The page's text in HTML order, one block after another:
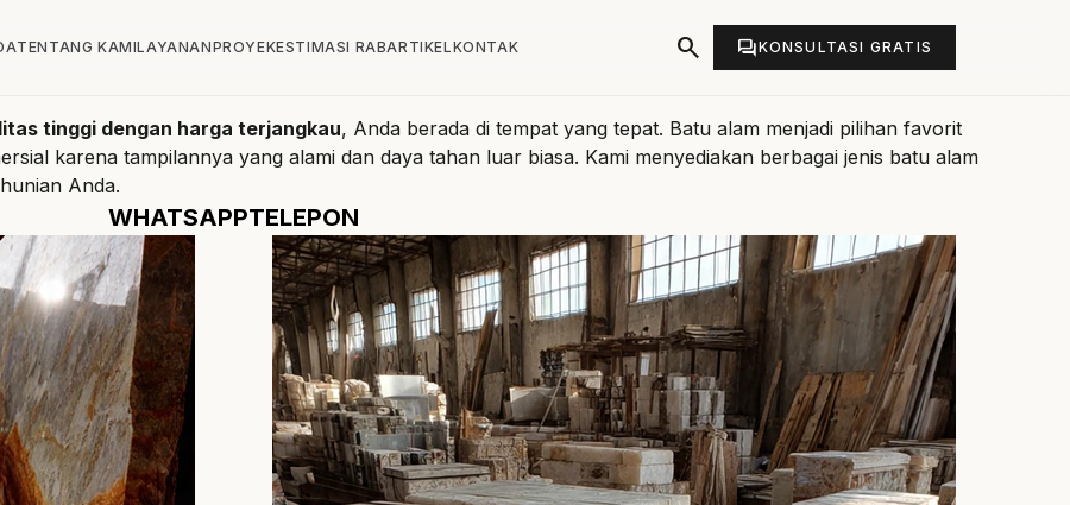
TENTANG KAMILAYANANPROYEKESTIMASI RABARTIKELKONTAK search forumKONSULTASI GRATIS
tinggi dengan harga terjangkau, Anda berada di tempat yang tepat. Batu alam menjadi pilihan favorit
karena tampilannya yang alami dan daya tahan luar biasa. Kami menyediakan berbagai jenis batu alam
Anda.
WHATSAPPTELEPON